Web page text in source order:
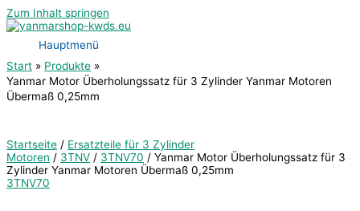
Zum Inhalt springen
Hauptmenü
Start
Produkte
Yanmar Motor Überholungssatz für 3 Zylinder Yanmar Motoren
Übermaß 0,25mm
Startseite / Ersatzteile für 3 Zylinder
Motoren / 3TNV / 3TNV70 / Yanmar Motor Überholungssatz für 3
Zylinder Yanmar Motoren Übermaß 0,25mm
3TNV70